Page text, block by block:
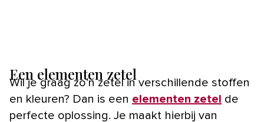
Een elementen zetel
Wil je graag zo’n zetel in verschillende stoffen
en kleuren? Dan is een elementen zetel de
perfecte oplossing. Je maakt hierbij van